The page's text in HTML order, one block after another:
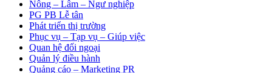
Nông – Lâm – Ngư nghiệp
PG PB Lễ tân
Phát triển thị trường
Phục vụ – Tạp vụ – Giúp việc
Quan hệ đối ngoại
Quản lý điều hành
Quảng cáo – Marketing PR